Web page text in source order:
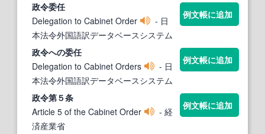
政令委任
Delegation to Cabinet Order
- 日
本法令外国語訳データベースシステム
例文帳に追加
政令への委任
Delegation to Cabinet Orders
- 日
本法令外国語訳データベースシステム
例文帳に追加
政令第５条
Article 5 of the Cabinet Order
- 経
済産業省
例文帳に追加